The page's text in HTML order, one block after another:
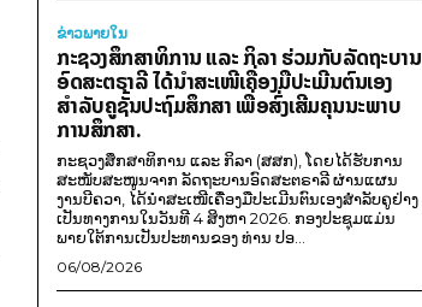
ຂ່າວພາຍ​ໃນ
ກະຊວງສຶກສາທິການ ແລະ ກິລາ ຮ່ວມກັບລັດຖະບານ
ອົດສະຕຣາລີ ໄດ້ນຳສະເໜີເຄື່ອງມືປະເມີນຕົນເອງ
ສຳລັບຄູຊັ້ນປະຖົມສຶກສາ ເພື່ອສົ່ງເສີມຄຸນນະພາບ
ການສຶກສາ.
ກະຊວງສຶກສາທິການ ແລະ ກິລາ (ສສກ), ໂດຍໄດ້ຮັບການ
ສະໜັບສະໜູນຈາກ ລັດຖະບານອົດສະຕຣາລີ ຜ່ານແຜນ
ງານບີຄວາ, ໄດ້ນຳສະເໜີເຄື່ອງມືປະເມີນຕົນເອງສຳລັບຄູຢ່າງ
ເປັນທາງການໃນວັນທີ 4 ສິງຫາ 2026. ກອງປະຊຸມແມ່ນ
ພາຍໃຕ້ການເປັນປະທານຂອງ ທ່ານ ປອ...
06/08/2026